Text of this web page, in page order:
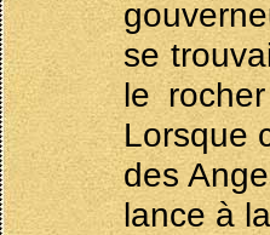
se
le
Lorsque
des
lance à